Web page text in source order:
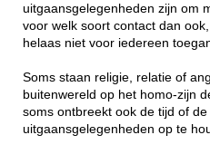
uitgaansgelegenheden zijn om
voor welk soort contact dan
helaas niet voor iedereen
Soms staan religie, relatie of
buitenwereld op het homo-zijn
soms ontbreekt ook de tijd of
uitgaansgelegenheden op te